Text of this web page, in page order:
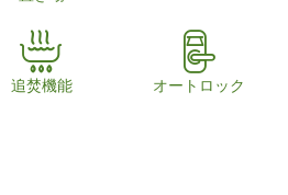
追焚機能 オートロック